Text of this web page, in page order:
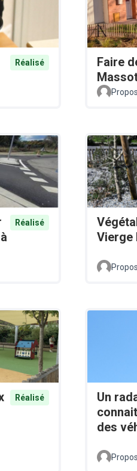
Réalisé
Faire
Réalisé
Vierge
Réalisé
Un
des